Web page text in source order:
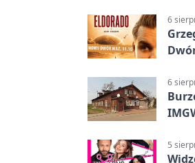
6
6
5